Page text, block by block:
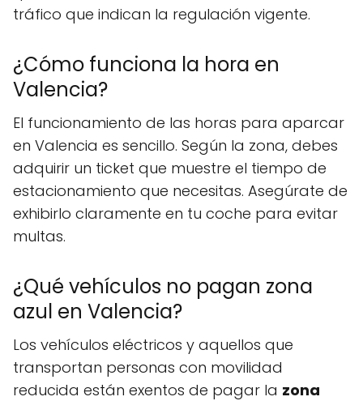
tráfico que indican la regulación vigente.
¿Cómo funciona la hora en
Valencia?
El funcionamiento de las horas para aparcar
en Valencia es sencillo. Según la zona, debes
adquirir un ticket que muestre el tiempo de
estacionamiento que necesitas. Asegúrate de
exhibirlo claramente en tu coche para evitar
multas.
¿Qué vehículos no pagan zona
azul en Valencia?
Los vehículos eléctricos y aquellos que
transportan personas con movilidad
reducida están exentos de pagar la zona